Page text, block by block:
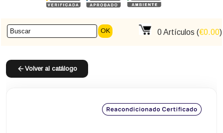
OK 0Artículos (€0.00)
Volver al catálogo